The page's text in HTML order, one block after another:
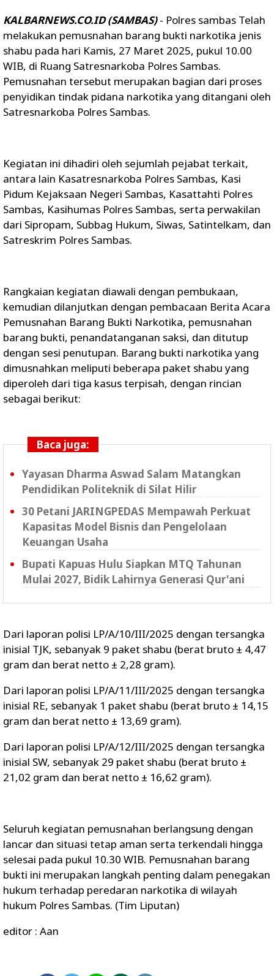
KALBARNEWS.CO.ID (SAMBAS)- Polres sambas Telah
melakukan pemusnahan barang bukti narkotika jenis
shabu pada hari Kamis, 27 Maret 2025, pukul 10.00
WIB, di Ruang Satresnarkoba Polres Sambas.
Pemusnahan tersebut merupakan bagian dari proses
penyidikan tindak pidana narkotika yang ditangani oleh
Satresnarkoba Polres Sambas.
Kegiatan ini dihadiri oleh sejumlah pejabat terkait,
antara lain Kasatresnarkoba Polres Sambas, Kasi
Pidum Kejaksaan Negeri Sambas, Kasattahti Polres
Sambas, Kasihumas Polres Sambas, serta perwakilan
dari Sipropam, Subbag Hukum, Siwas, Satintelkam, dan
Satreskrim Polres Sambas.
Rangkaian kegiatan diawali dengan pembukaan,
kemudian dilanjutkan dengan pembacaan Berita Acara
Pemusnahan Barang Bukti Narkotika, pemusnahan
barang bukti, penandatanganan saksi, dan ditutup
dengan sesi penutupan. Barang bukti narkotika yang
dimusnahkan meliputi beberapa paket shabu yang
diperoleh dari tiga kasus terpisah, dengan rincian
sebagai berikut:
Baca juga:
Yayasan Dharma Aswad Salam Matangkan
Pendidikan Politeknik di Silat Hilir
30 Petani JARINGPEDAS Mempawah Perkuat
Kapasitas Model Bisnis dan Pengelolaan
Keuangan Usaha
Bupati Kapuas Hulu Siapkan MTQ Tahunan
Mulai 2027, Bidik Lahirnya Generasi Qur'ani
Dari laporan polisi LP/A/10/III/2025 dengan tersangka
inisial TJK, sebanyak 9 paket shabu (berat bruto ± 4,47
gram dan berat netto ± 2,28 gram).
Dari laporan polisi LP/A/11/III/2025 dengan tersangka
inisial RE, sebanyak 1 paket shabu (berat bruto ± 14,15
gram dan berat netto ± 13,69 gram).
Dari laporan polisi LP/A/12/III/2025 dengan tersangka
inisial SW, sebanyak 29 paket shabu (berat bruto ±
21,02 gram dan berat netto ± 16,62 gram).
Seluruh kegiatan pemusnahan berlangsung dengan
lancar dan situasi tetap aman serta terkendali hingga
selesai pada pukul 10.30 WIB. Pemusnahan barang
bukti ini merupakan langkah penting dalam penegakan
hukum terhadap peredaran narkotika di wilayah
hukum Polres Sambas. (Tim Liputan)
editor : Aan